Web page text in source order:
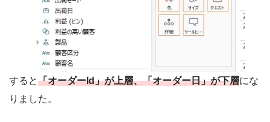
すると「オーダーId」が上層、「オーダー日」が下層にな
りました。